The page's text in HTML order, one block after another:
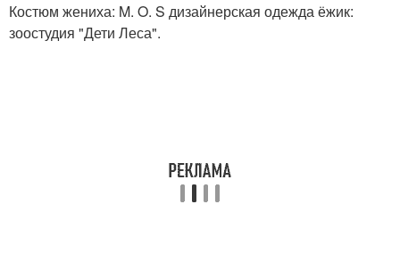
Костюм жениха: M. O. S дизайнерская одежда ёжик:
зоостудия "Дети Леса".